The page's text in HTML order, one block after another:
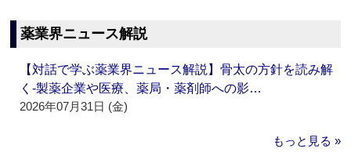
薬業界ニュース解説
【対話で学ぶ薬業界ニュース解説】骨太の方針を読み解
く‐製薬企業や医療、薬局・薬剤師への影…
2026年07月31日 (金)
もっと見る »